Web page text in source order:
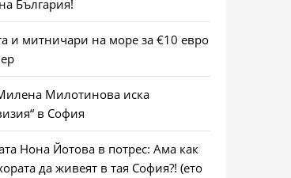
България!
и митничари на море за €10 евро
Милотинова иска
в София
Нона Йотова в потрес: Ама как
да живеят в тая София?! (ето